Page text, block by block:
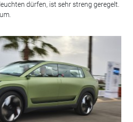
dürfen, ist sehr streng geregelt.